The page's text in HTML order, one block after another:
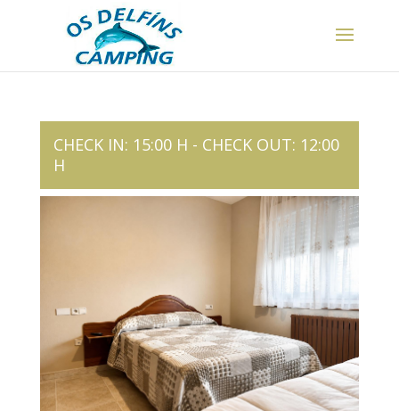
CHECK IN: 15:00 H - CHECK OUT: 12:00
H